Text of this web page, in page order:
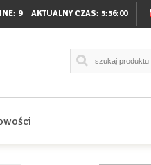
9 AKTUALNY CZAS: 5:56:00